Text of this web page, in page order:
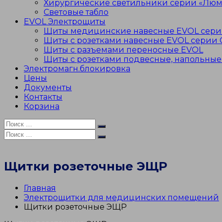
Хирургические светильники серии
Световые табло
EVOL Электрощиты
Щиты медицинские навесные EVOL
Щиты с розетками навесные EVOL серии
Щиты с разъемами переносные EVOL
Щиты с розетками подвесные, напольные
Электромагн.блокировка
Цены
Документы
Контакты
Корзина
Искать:
Поиск
Искать:
Поиск
Щитки розеточные ЭЩР
Главная
Электрощитки для медицинских помещений
Щитки розеточные ЭЩР